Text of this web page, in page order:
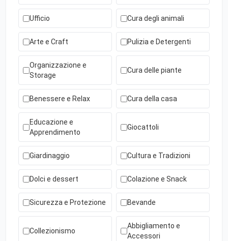
Ufficio Cura degli animali
Arte e Craft Pulizia e Detergenti
Organizzazione e
Storage
Cura delle piante
Benessere e Relax Cura della casa
Educazione e
Apprendimento
Giocattoli
Giardinaggio Cultura e Tradizioni
Dolci e dessert Colazione e Snack
Sicurezza e Protezione Bevande
Collezionismo
Abbigliamento e
Accessori